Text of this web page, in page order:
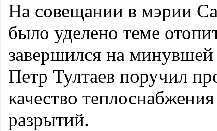
На совещании в мэрии
было уделено теме
завершился на
Петр Тултаев поручил
качество
разрытий.